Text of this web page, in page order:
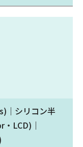
｜シリコン半
LCD)｜